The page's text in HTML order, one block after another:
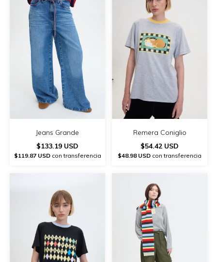
Jeans Grande
$133.19 USD
$119.87 USDcon transferencia
Remera Coniglio
$54.42 USD
$48.98 USD con transferencia